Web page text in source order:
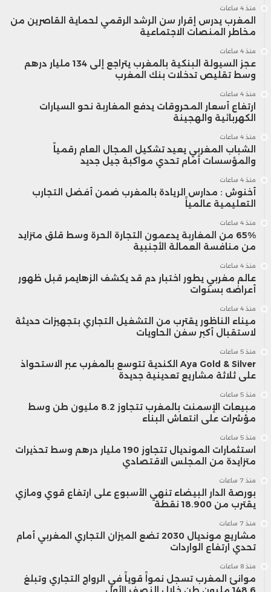
منذ 4 ساعات
المغرب يدرس إقرار سن الرشد الرقمي لحماية القاصرين من
مخاطر المنصات الاجتماعية
منذ 4 ساعات
عجز السيولة البنكية بالمغرب يتراجع إلى 134 مليار درهم
وسط تقليص تدخلات بنك المغرب
منذ 4 ساعات
ارتفاع أسعار المحروقات يدفع المغاربة نحو السيارات
الكهربائية والهجينة
منذ 4 ساعات
الشباب المغربي يعيد تشكيل المجال العام رقمياً
والمؤسسات أمام تحدي مواكبة جيل جديد
منذ 4 ساعات
أخنوش : مدارس الريادة بالمغرب ضمن أفضل التجارب
التعليمية عالمياً
منذ 4 ساعات
65% من المغاربة يدعمون التجارة الحرة وسط قلق متزايد
من منافسة العمالة الأجنبية
منذ 4 ساعات
عالم مغربي يطور اختبار دم قد يكشف الزهايمر قبل ظهور
أعراضه بسنوات
منذ 4 ساعات
ميناء الناظور يقترب من التشغيل التجاري بتجهيزات حديثة
لاستقبال أكبر سفن الحاويات
منذ 5 ساعات
Aya Gold & Silver الكندية تتوسع بالمغرب عبر الاستحواذ
على ثلاثة مشاريع تعدينية جديدة
منذ 5 ساعات
مبيعات الإسمنت بالمغرب تتجاوز 8.2 مليون طن وسط
مؤشرات على انتعاش البناء
منذ 5 ساعات
استثمارات المونديال تتجاوز 190 مليار درهم وسط تحذيرات
متزايدة من المجلس الاقتصادي
منذ 7 ساعات
بورصة الدار البيضاء تنهي الأسبوع على ارتفاع قوي ومازي
يقترب من 18.900 نقطة
منذ 7 ساعات
مشاريع مونديال 2030 تضع الميزان التجاري المغربي أمام
تحدي ارتفاع الواردات
منذ 8 ساعات
موانئ المغرب تسجل نمواً قوياً في الرواج التجاري وتبلغ